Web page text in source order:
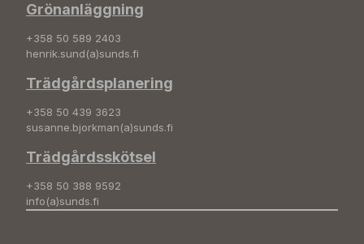
Grönanläggning
+358 50 589 2403
henrik.sund(a)sunds.fi
Trädgårdsplanering
+358 50 439 3623
susanne.bjorkman(a)sunds.fi
Trädgårdsskötsel
+358 50 388 9592
info(a)sunds.fi